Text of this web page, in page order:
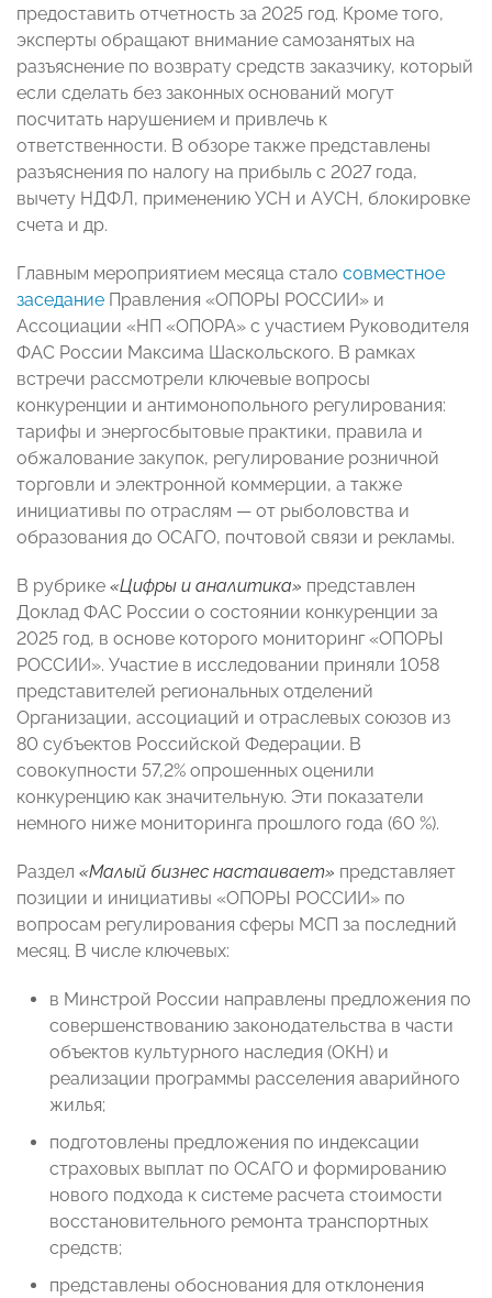
предоставить отчетность за 2025 год. Кроме того,
эксперты обращают внимание самозанятых на
разъяснение по возврату средств заказчику, который
если сделать без законных оснований могут
посчитать нарушением и привлечь к
ответственности. В обзоре также представлены
разъяснения по налогу на прибыль с 2027 года,
вычету НДФЛ, применению УСН и АУСН, блокировке
счета и др.
Главным мероприятием месяца стало совместное
заседание Правления «ОПОРЫ РОССИИ» и
Ассоциации «НП «ОПОРА» с участием Руководителя
ФАС России Максима Шаскольского. В рамках
встречи рассмотрели ключевые вопросы
конкуренции и антимонопольного регулирования:
тарифы и энергосбытовые практики, правила и
обжалование закупок, регулирование розничной
торговли и электронной коммерции, а также
инициативы по отраслям — от рыболовства и
образования до ОСАГО, почтовой связи и рекламы.
В рубрике «Цифры и аналитика» представлен
Доклад ФАС России о состоянии конкуренции за
2025 год, в основе которого мониторинг «ОПОРЫ
РОССИИ». Участие в исследовании приняли 1058
представителей региональных отделений
Организации, ассоциаций и отраслевых союзов из
80 субъектов Российской Федерации. В
совокупности 57,2% опрошенных оценили
конкуренцию как значительную. Эти показатели
немного ниже мониторинга прошлого года (60 %).
Раздел «Малый бизнес настаивает» представляет
позиции и инициативы «ОПОРЫ РОССИИ» по
вопросам регулирования сферы МСП за последний
месяц. В числе ключевых:
в Минстрой России направлены предложения по
совершенствованию законодательства в части
объектов культурного наследия (ОКН) и
реализации программы расселения аварийного
жилья;
подготовлены предложения по индексации
страховых выплат по ОСАГО и формированию
нового подхода к системе расчета стоимости
восстановительного ремонта транспортных
средств;
представлены обоснования для отклонения